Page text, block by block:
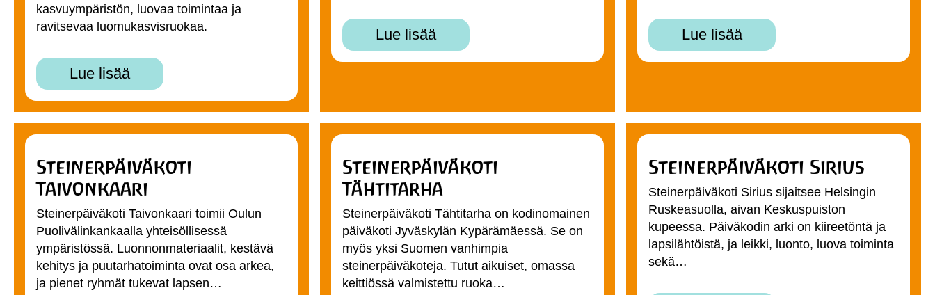
kasvuympäristön, luovaa toimintaa ja
ravitsevaa luomukasvisruokaa.
Lue lisää
Lue lisää Lue lisää
Steinerpäiväkoti
Taivonkaari
Steinerpäiväkoti Taivonkaari toimii Oulun
Puolivälinkankaalla yhteisöllisessä
ympäristössä. Luonnonmateriaalit, kestävä
kehitys ja puutarhatoiminta ovat osa arkea,
ja pienet ryhmät tukevat lapsen…
Steinerpäiväkoti
Tähtitarha
Steinerpäiväkoti Tähtitarha on kodinomainen
päiväkoti Jyväskylän Kypärämäessä. Se on
myös yksi Suomen vanhimpia
steinerpäiväkoteja. Tutut aikuiset, omassa
keittiössä valmistettu ruoka…
Steinerpäiväkoti Sirius
Steinerpäiväkoti Sirius sijaitsee Helsingin
Ruskeasuolla, aivan Keskuspuiston
kupeessa. Päiväkodin arki on kiireetöntä ja
lapsilähtöistä, ja leikki, luonto, luova toiminta
sekä…